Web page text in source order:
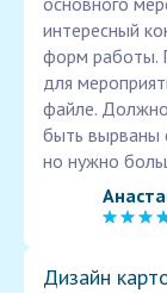
интересный
форм работы.
для
файле.
быть вырваны
но нужно
Дизайн